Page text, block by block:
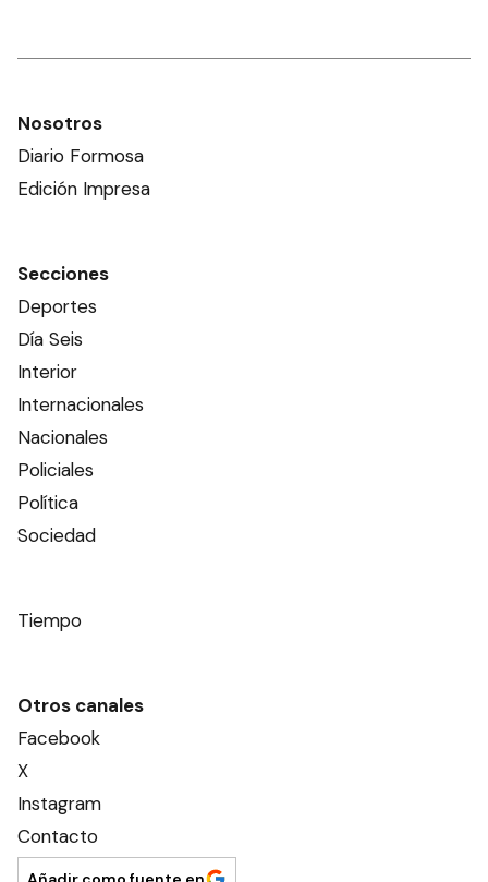
Nosotros
Diario Formosa
Edición Impresa
Secciones
Deportes
Día Seis
Interior
Internacionales
Nacionales
Policiales
Política
Sociedad
Tiempo
Otros canales
Facebook
X
Instagram
Contacto